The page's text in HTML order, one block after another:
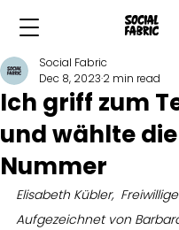
Ich griff zum
und wählte die
Nummer
Social Fabric
Dec 8, 2023 2 min read
Elisabeth Kübler,  Freiwillige
Aufgezeichnet von